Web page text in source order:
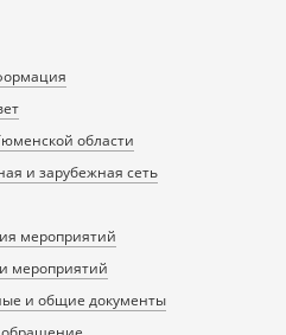
области
и зарубежная сеть
мероприятий
мероприятий
и общие документы